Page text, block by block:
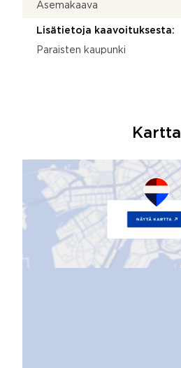
Asemakaava
Lisätietoja kaavoituksesta:
Paraisten kaupunki
Kartta